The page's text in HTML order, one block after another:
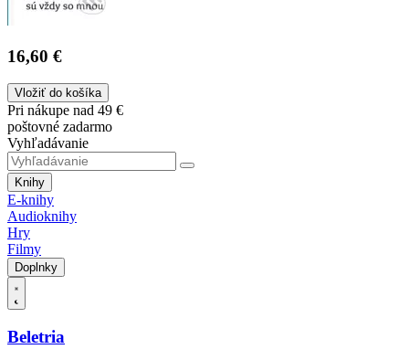
16,60 €
Vložiť do košíka
Pri nákupe nad 49 €
poštovné zadarmo
Vyhľadávanie
Knihy
E-knihy
Audioknihy
Hry
Filmy
Doplnky
Beletria